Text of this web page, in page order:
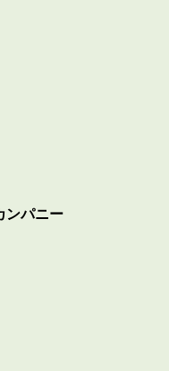
ンパニー